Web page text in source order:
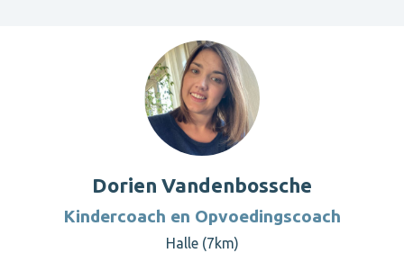
Dorien Vandenbossche
Kindercoach en Opvoedingscoach
Halle (7km)